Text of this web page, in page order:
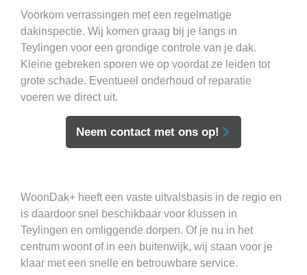
Voorkom verrassingen met een regelmatige
dakinspectie. Wij komen graag bij je langs in
Teylingen voor een grondige controle van je dak.
Kleine gebreken sporen we op voordat ze leiden tot
grote schade. Eventueel onderhoud of reparatie
voeren we direct uit.
Neem contact met ons op!
WoonDak+ heeft een vaste uitvalsbasis in de regio en
is daardoor snel beschikbaar voor klussen in
Teylingen en omliggende dorpen. Of je nu in het
centrum woont of in een buitenwijk, wij staan voor je
klaar met een snelle en betrouwbare service.